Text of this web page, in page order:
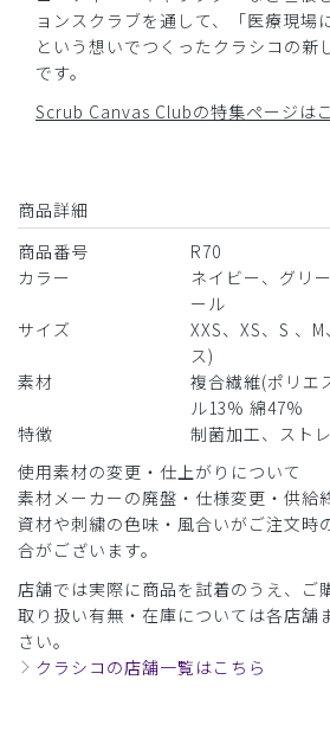
ョンスクラブを通して、「医療現場
という想いでつくったクラシコの新
です。
Scrub Canvas Clubの特集ページは
商品詳細
商品番号
R70
カラー
ネイビー、グリ
ール
サイズ
XXS、XS、S 、
ス)
素材
複合繊維(ポリエ
ル13% 綿47%
特徴
制菌加工、スト
使用素材の変更・仕上がりについて
素材メーカーの廃盤・仕様変更・供給
資材や刺繍の色味・風合いがご注文時
合がございます。
店舗では実際に商品を試着のうえ、ご
取り扱い有無・在庫については各店舗
さい。
クラシコの店舗一覧はこちら